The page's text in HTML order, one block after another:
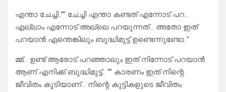
എന്താ ചേച്ചി..”” ചേച്ചി എന്താ കണ്ടത് എന്നോട് പറ…
എല്ലാം എന്നോട് അല്ലെ പറയുന്നത്… അതോ ഇത്
പറയാൻ എന്തെങ്കിലും ബുദ്ധിമുട്ട് ഉണ്ടെന്നുണ്ടോ..”
മ്മ്… ഉണ്ട്‌ ആരോട് പറഞ്ഞാലും ഇത് നിന്നോട് പറയാൻ
ആണ് എനിക്ക് ബുദ്ധിമുട്ട്.. “” കാരണം ഇത് നിന്റെ
ജീവിതം കൂടിയാണ്… നിന്റെ കുട്ടികളുടെ ജീവിതം